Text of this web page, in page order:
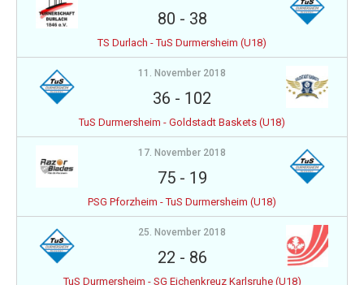
80 - 38
TS Durlach - TuS Durmersheim (U18)
11. November 2018
36 - 102
TuS Durmersheim - Goldstadt Baskets (U18)
17. November 2018
75- 19
PSG Pforzheim - TuS Durmersheim (U18)
25. November 2018
22 - 86
TuS Durmersheim - SG Eichenkreuz Karlsruhe (U18)